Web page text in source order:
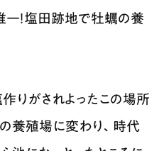
一！塩田跡地で牡蠣の養
りがされよったこの場所
養殖場に変わり、時代